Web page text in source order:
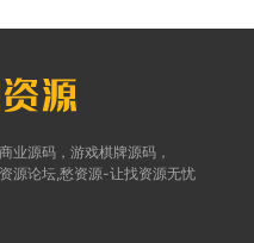
业源码，游戏棋牌源码，
源论坛,愁资源-让找资源无忧